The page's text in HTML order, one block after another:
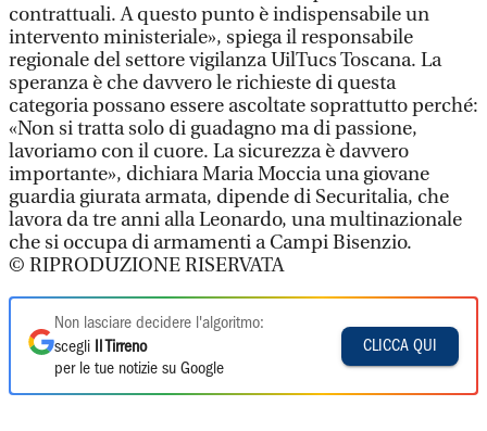
contrattuali. A questo punto è indispensabile un
intervento ministeriale», spiega il responsabile
regionale del settore vigilanza UilTucs Toscana. La
speranza è che davvero le richieste di questa
categoria possano essere ascoltate soprattutto perché:
«Non si tratta solo di guadagno ma di passione,
lavoriamo con il cuore. La sicurezza è davvero
importante», dichiara Maria Moccia una giovane
guardia giurata armata, dipende di Securitalia, che
lavora da tre anni alla Leonardo, una multinazionale
che si occupa di armamenti a Campi Bisenzio.
© RIPRODUZIONE RISERVATA
Non lasciare decidere l'algoritmo:
scegli
Il Tirreno
per le tue notizie su Google
CLICCA QUI